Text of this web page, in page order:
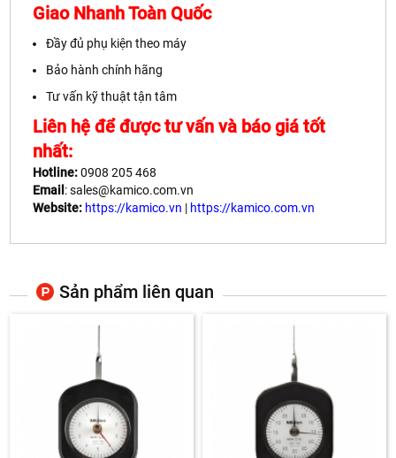
Giao Nhanh Toàn Quốc
Đầy đủ phụ kiện theo máy
Bảo hành chính hãng
Tư vấn kỹ thuật tận tâm
Liên hệ để được tư vấn và báo giá tốt
nhất:
Hotline:0908 205 468
Email : sales@kamico.com.vn
Website: https://kamico.vn | https://kamico.com.vn
Sản phẩm liên quan